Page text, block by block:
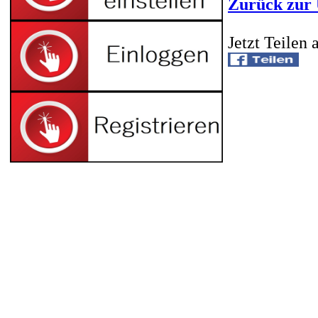
Zurück zur
Jetzt Teilen